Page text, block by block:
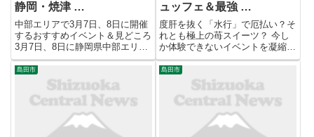
静岡・焼津 …
中部エリアで3月7日、8日に開催
するおすすめイベント＆見どころ
3月7日、8日に静岡県中部エリア
で開催されるイベントに加え、い
まアクセスが集中している人気イ
ベント・ベスト5をピックアッ
プ！ 編集部イチオシ情報と、み
んなが注目している話題のス...
ュッフェ＆最強 …
度肝を抜く「水行」で厄払い？そ
れとも極上の苺スイーツ？ 今し
か体験できないイベントを凝縮！
2月11日（水・祝）に静岡県内で
開催される注目イベントをまとめ
ました。 駅近で楽しむプレミア
ムないちごビュッフェから、冷水
をかぶる迫力の「水行」や福...
島田市 島田市